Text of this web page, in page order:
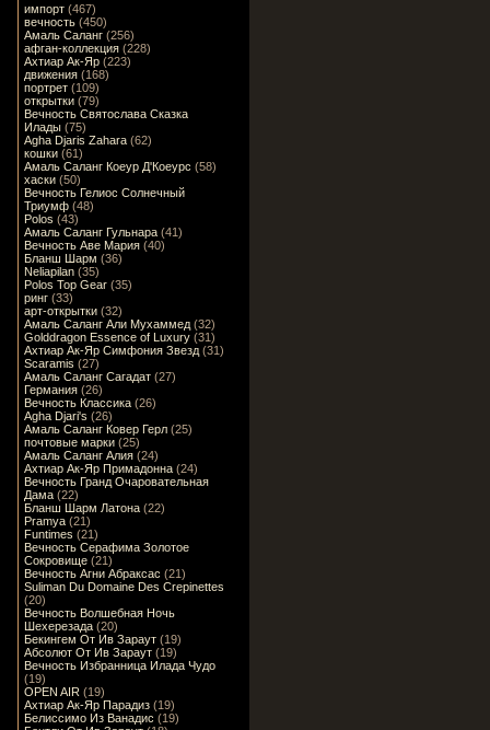
импорт (467)
вечность (450)
Амаль Саланг (256)
афган-коллекция (228)
Ахтиар Ак-Яр (223)
движения (168)
портрет (109)
открытки (79)
Вечность Святослава Сказка
Илады (75)
Agha Djaris Zahara (62)
кошки (61)
Амаль Саланг Коеур Д'Коеурс (58)
хаски (50)
Вечность Гелиос Солнечный
Триумф (48)
Polos (43)
Амаль Саланг Гульнара (41)
Вечность Аве Мария (40)
Бланш Шарм (36)
Neliapilan (35)
Polos Top Gear (35)
ринг (33)
арт-открытки (32)
Амаль Саланг Али Мухаммед (32)
Golddragon Essence of Luxury (31)
Ахтиар Ак-Яр Симфония Звезд (31)
Scaramis (27)
Амаль Саланг Сагадат (27)
Германия (26)
Вечность Классика (26)
Agha Djari's (26)
Амаль Саланг Ковер Герл (25)
почтовые марки (25)
Амаль Саланг Алия (24)
Ахтиар Ак-Яр Примадонна (24)
Вечность Гранд Очаровательная
Дама (22)
Бланш Шарм Латона (22)
Pramya (21)
Funtimes (21)
Вечность Серафима Золотое
Сокровище (21)
Вечность Агни Абраксас (21)
Suliman Du Domaine Des Crepinettes
(20)
Вечность Волшебная Ночь
Шехерезада (20)
Бекингем От Ив Зараут (19)
Абсолют От Ив Зараут (19)
Вечность Избранница Илада Чудо
(19)
OPEN AIR (19)
Ахтиар Ак-Яр Парадиз (19)
Белиссимо Из Ванадис (19)